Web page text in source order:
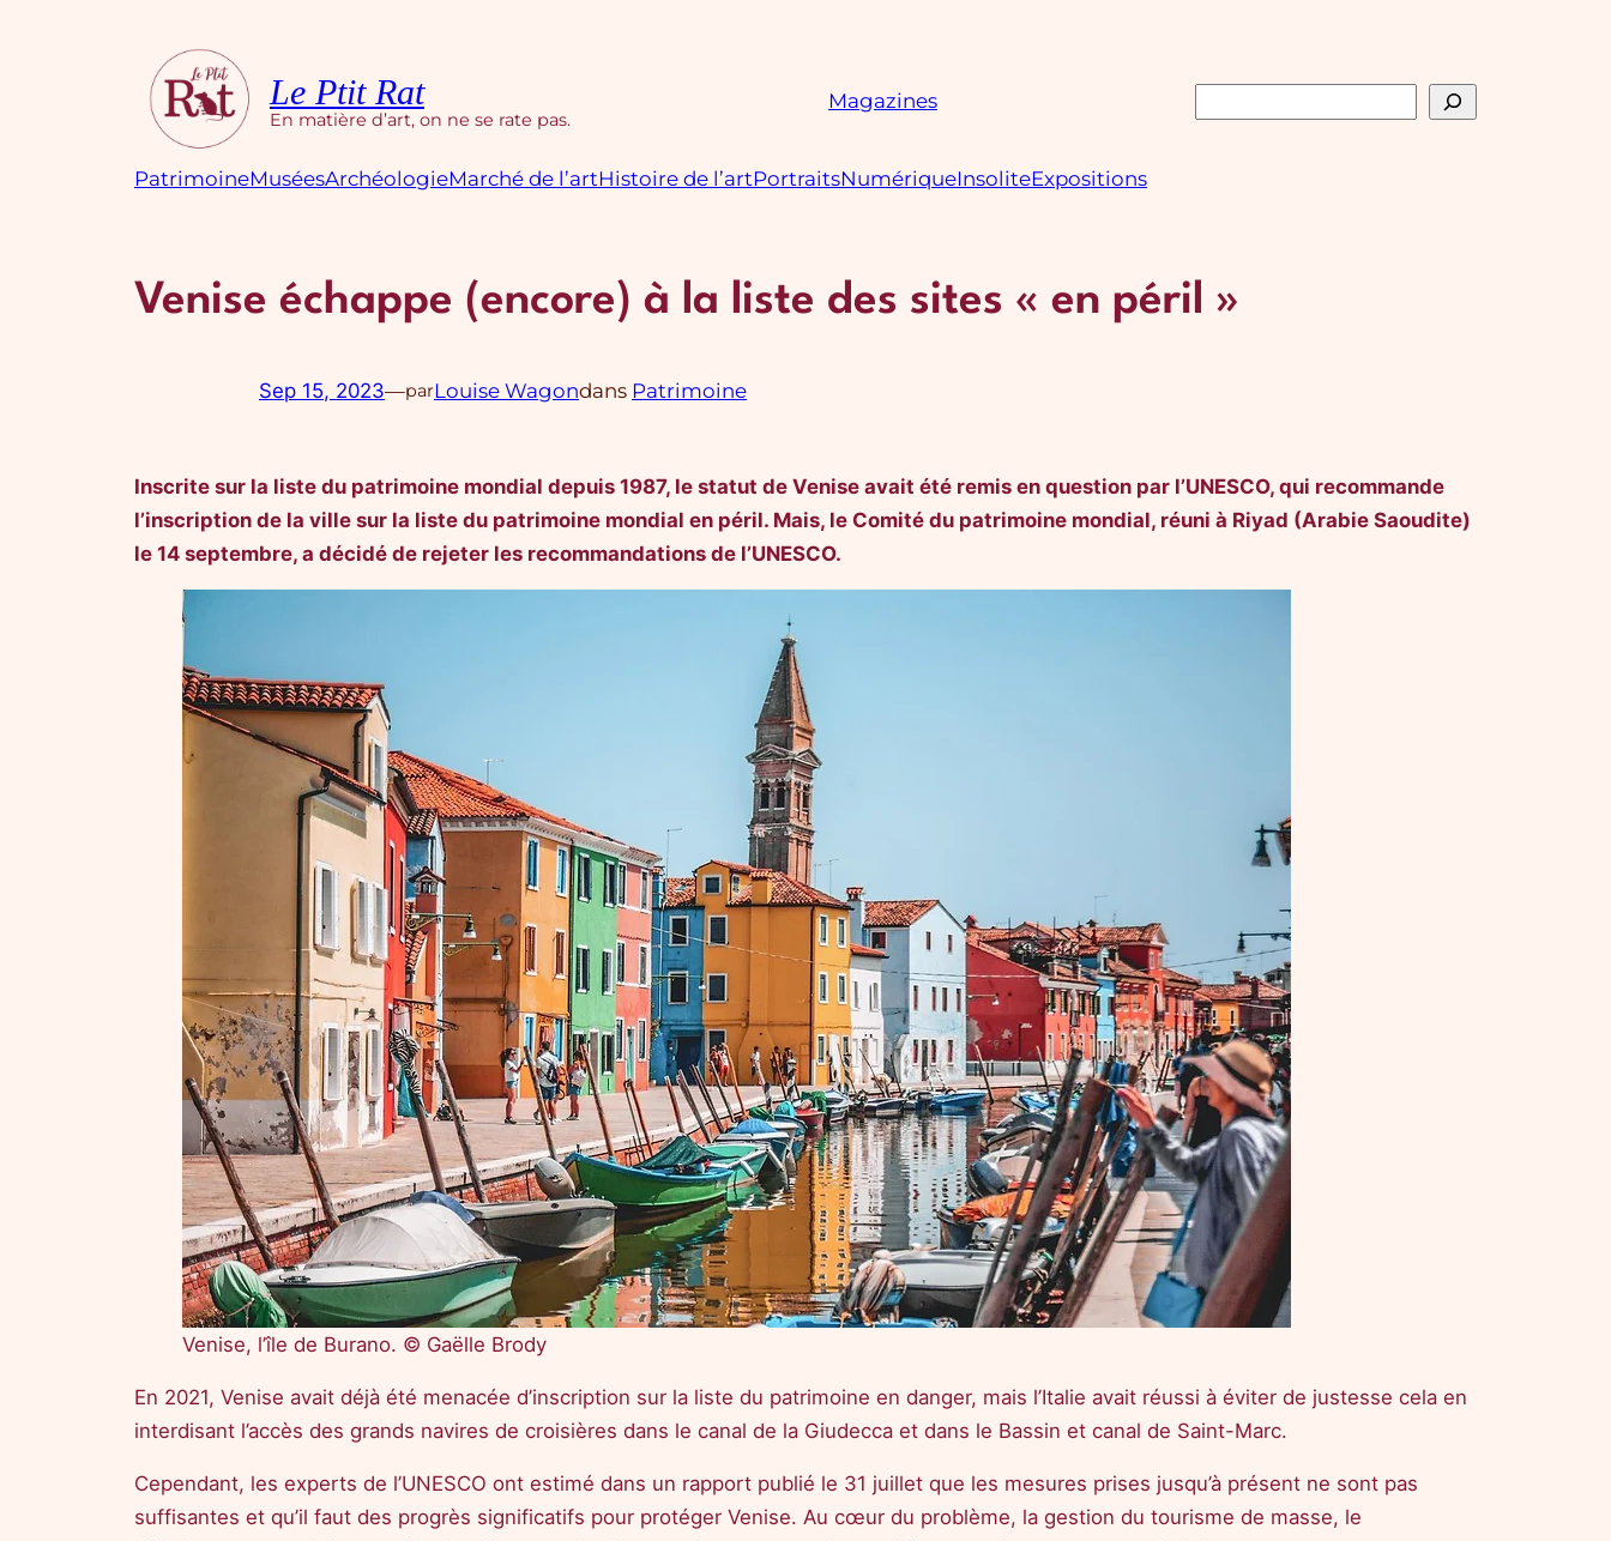
Le Ptit Rat
En matière d’art, on ne se rate pas.
Magazines Rechercher
PatrimoineMuséesArchéologieMarché de l’artHistoire de l’artPortraitsNumériqueInsoliteExpositions
Venise échappe (encore) à la liste des sites « en péril »
Sep 15, 2023—parLouise Wagondans Patrimoine
Inscrite sur la liste du patrimoine mondial depuis 1987, le statut de Venise avait été remis en question par l’UNESCO, qui recommande
l’inscription de la ville sur la liste du patrimoine mondial en péril. Mais, le Comité du patrimoine mondial, réuni à Riyad (Arabie Saoudite)
le 14 septembre, a décidé de rejeter les recommandations de l’UNESCO.
Venise, l’île de Burano. © Gaëlle Brody
En 2021, Venise avait déjà été menacée d’inscription sur la liste du patrimoine en danger, mais l’Italie avait réussi à éviter de justesse cela en
interdisant l’accès des grands navires de croisières dans le canal de la Giudecca et dans le Bassin et canal de Saint-Marc.
Cependant, les experts de l’UNESCO ont estimé dans un rapport publié le 31 juillet que les mesures prises jusqu’à présent ne sont pas
suffisantes et qu’il faut des progrès significatifs pour protéger Venise. Au cœur du problème, la gestion du tourisme de masse, le